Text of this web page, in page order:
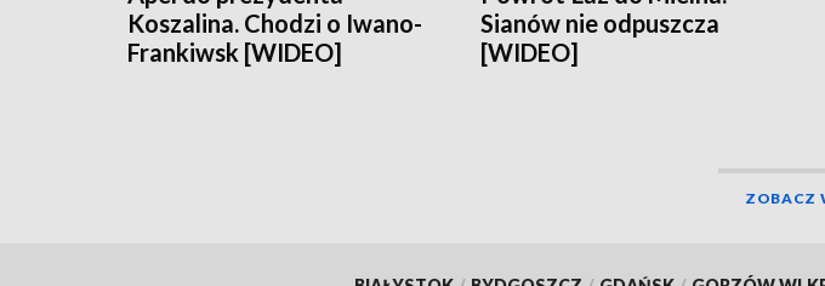
Koszalina. Chodzi o Iwano-
Frankiwsk [WIDEO]
Sianów nie odpuszcza
[WIDEO]
ZOBACZ